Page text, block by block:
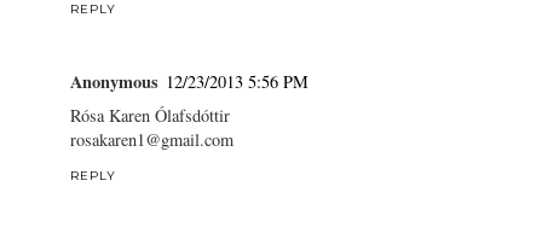
REPLY
Anonymous 12/23/2013 5:56 PM
Rósa Karen Ólafsdóttir
rosakaren1@gmail.com
REPLY